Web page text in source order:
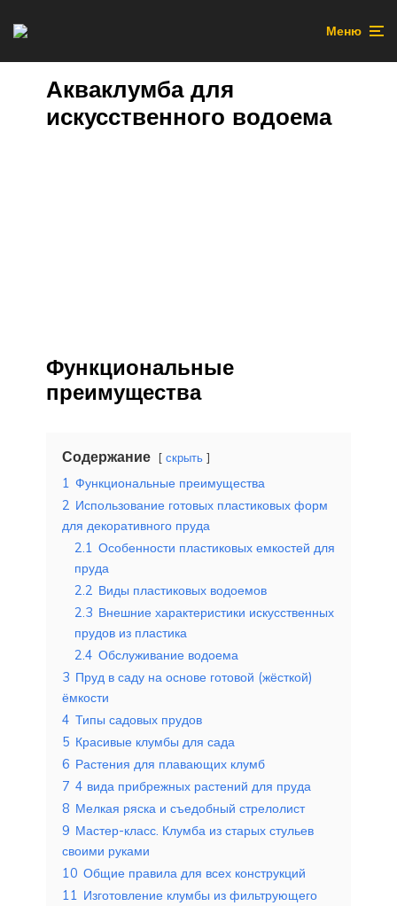
Меню
Акваклумба для
искусственного водоема
Функциональные
преимущества
Содержание скрыть
1 Функциональные преимущества
2 Использование готовых пластиковых форм
для декоративного пруда
2.1 Особенности пластиковых емкостей для
пруда
2.2 Виды пластиковых водоемов
2.3 Внешние характеристики искусственных
прудов из пластика
2.4 Обслуживание водоема
3 Пруд в саду на основе готовой (жёсткой)
ёмкости
4 Типы садовых прудов
5 Красивые клумбы для сада
6 Растения для плавающих клумб
7 4 вида прибрежных растений для пруда
8 Мелкая ряска и съедобный стрелолист
9 Мастер-класс. Клумба из старых стульев
своими руками
10 Общие правила для всех конструкций
11 Изготовление клумбы из фильтрующего